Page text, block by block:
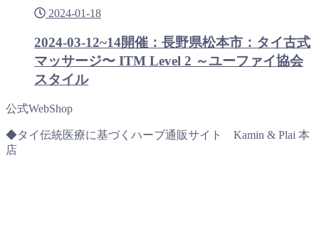
2024-01-18
2024-03-12~14開催：長野県松本市：タイ古式
マッサージ〜 ITM Level 2 ～ユーファイ協会
スタイル
公式WebShop
◆タイ伝統医療に基づくハーブ通販サイト Kamin & Plai 本
店